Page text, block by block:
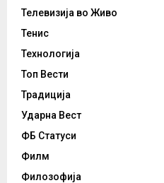
Телевизија во Живо
Тенис
Технологија
Топ Вести
Традиција
Ударна Вест
ФБ Статуси
Филм
Филозофија